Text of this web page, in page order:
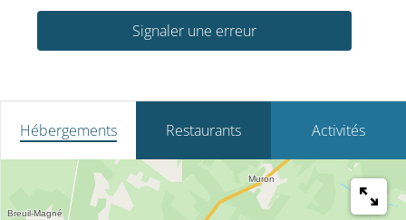
Signaler une erreur
Hébergements Restaurants Activités